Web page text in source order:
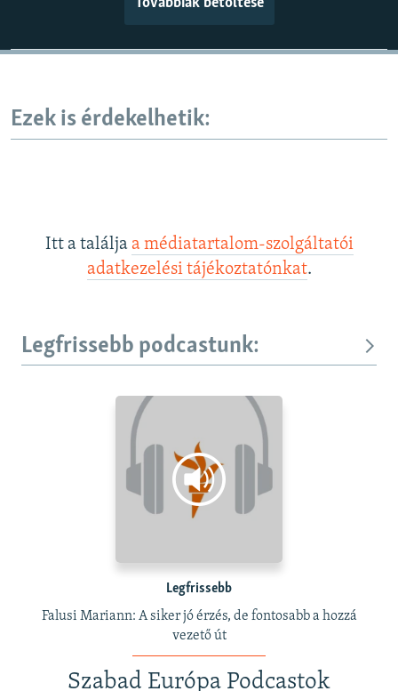
Ezek is érdekelhetik:
Itt a találja a médiatartalom-szolgáltatói
adatkezelési tájékoztatónkat.
Legfrissebb podcastunk:
Legfrissebb
Falusi Mariann: A siker jó érzés, de fontosabb a hozzá
vezető út
Szabad Európa Podcastok